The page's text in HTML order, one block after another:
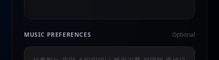
MUSIC PREFERENCES Optional